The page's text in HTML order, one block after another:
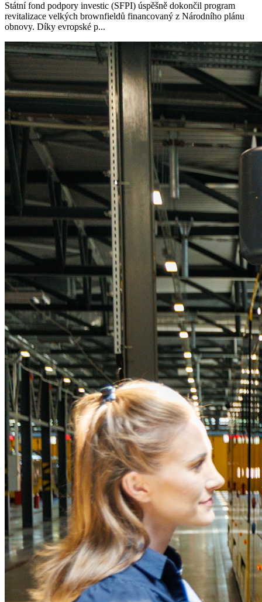
Státní fond podpory investic (SFPI) úspěšně dokončil program
revitalizace velkých brownfieldů financovaný z Národního plánu
obnovy. Díky evropské p...